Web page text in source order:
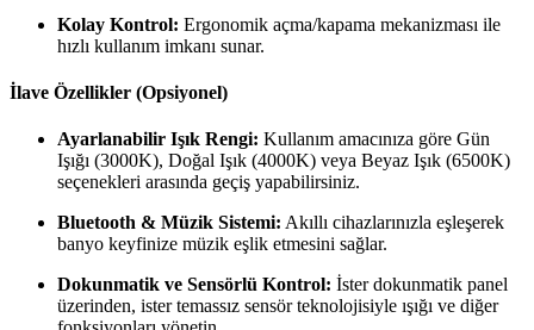
Kolay Kontrol: Ergonomik açma/kapama mekanizması ile
hızlı kullanım imkanı sunar.
İlave Özellikler (Opsiyonel)
Ayarlanabilir Işık Rengi: Kullanım amacınıza göre Gün
Işığı (3000K), Doğal Işık (4000K) veya Beyaz Işık (6500K)
seçenekleri arasında geçiş yapabilirsiniz.
Bluetooth & Müzik Sistemi: Akıllı cihazlarınızla eşleşerek
banyo keyfinize müzik eşlik etmesini sağlar.
Dokunmatik ve Sensörlü Kontrol: İster dokunmatik panel
üzerinden, ister temassız sensör teknolojisiyle ışığı ve diğer